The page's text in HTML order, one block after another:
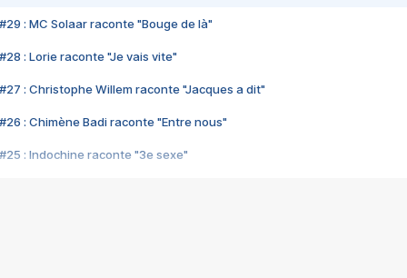
#29 : MC Solaar raconte "Bouge de là"
#28 : Lorie raconte "Je vais vite"
#27 : Christophe Willem raconte "Jacques a dit"
#26 : Chimène Badi raconte "Entre nous"
#25 : Indochine raconte "3e sexe"